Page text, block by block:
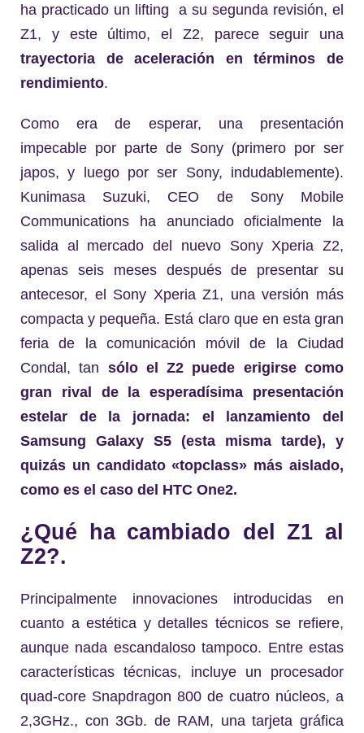
ha practicado un lifting a su segunda revisión, el
Z1, y este último, el Z2, parece seguir una
trayectoria de aceleración en términos de
rendimiento.
Como era de esperar, una presentación
impecable por parte de Sony (primero por ser
japos, y luego por ser Sony, indudablemente).
Kunimasa Suzuki, CEO de Sony Mobile
Communications ha anunciado oficialmente la
salida al mercado del nuevo Sony Xperia Z2,
apenas seis meses después de presentar su
antecesor, el Sony Xperia Z1, una versión más
compacta y pequeña. Está claro que en esta gran
feria de la comunicación móvil de la Ciudad
Condal, tan sólo el Z2 puede erigirse como
gran rival de la esperadísima presentación
estelar de la jornada: el lanzamiento del
Samsung Galaxy S5 (esta misma tarde), y
quizás un candidato «topclass» más aislado,
como es el caso del HTC One2.
¿Qué ha cambiado del Z1 al
Z2?.
Principalmente innovaciones introducidas en
cuanto a estética y detalles técnicos se refiere,
aunque nada escandaloso tampoco. Entre estas
características técnicas, incluye un procesador
quad-core Snapdragon 800 de cuatro núcleos, a
2,3GHz., con 3Gb. de RAM, una tarjeta gráfica